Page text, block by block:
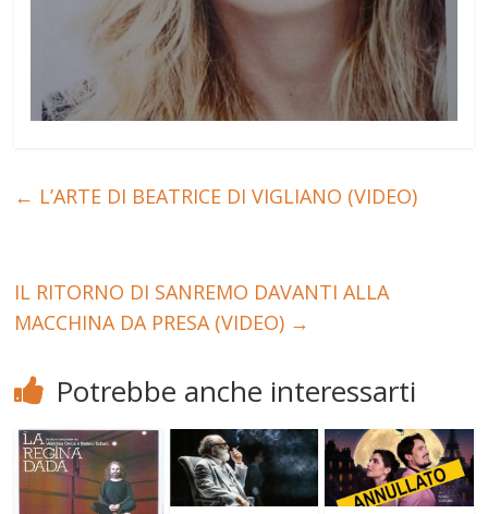
← L’ARTE DI BEATRICE DI VIGLIANO (VIDEO)
IL RITORNO DI SANREMO DAVANTI ALLA
MACCHINA DA PRESA (VIDEO) →
Potrebbe anche interessarti